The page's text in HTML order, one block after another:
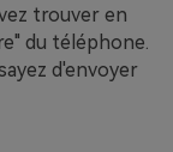
trouver en
du téléphone.
d'envoyer